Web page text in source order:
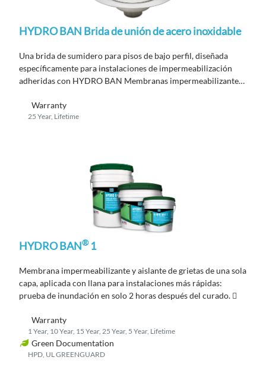
HYDRO BAN Brida de unión de acero inoxidable
Una brida de sumidero para pisos de bajo perfil, diseñada
específicamente para instalaciones de impermeabilización
adheridas con HYDRO BAN Membranas impermeabilizantes
metálica.
Warranty
25 Year, Lifetime
HYDRO BAN®1
Membrana impermeabilizante y aislante de grietas de una sola
capa, aplicada con llana para instalaciones más rápidas:
prueba de inundación en solo 2 horasdespués del curado. 
Warranty
1 Year, 10 Year, 15 Year, 25 Year, 5 Year, Lifetime
Green Documentation
HPD, UL GREENGUARD